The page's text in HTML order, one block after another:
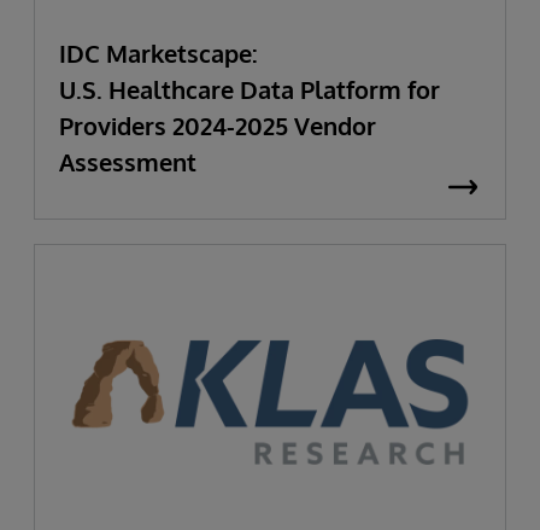
IDC Marketscape:
U.S. Healthcare Data Platform for
Providers 2024-2025 Vendor
Assessment